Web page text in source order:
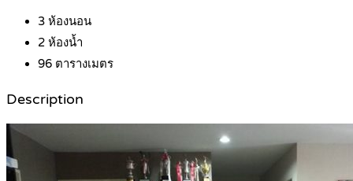
3 ห้องนอน
2 ห้องน้ำ
96 ตารางเมตร
Description